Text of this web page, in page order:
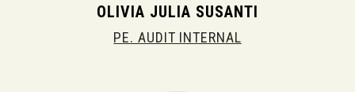
OLIVIA JULIA SUSANTI
PE. AUDIT INTERNAL